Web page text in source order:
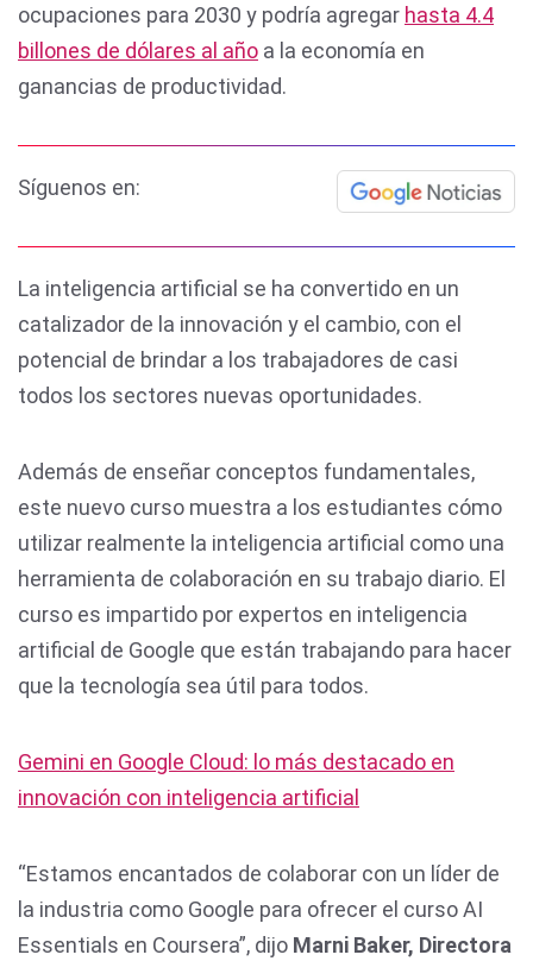
ocupaciones para 2030 y podría agregar hasta 4.4
billones de dólares al año a la economía en
ganancias de productividad.
Síguenos en:
La inteligencia artificial se ha convertido en un
catalizador de la innovación y el cambio, con el
potencial de brindar a los trabajadores de casi
todos los sectores nuevas oportunidades.
Además de enseñar conceptos fundamentales,
este nuevo curso muestra a los estudiantes cómo
utilizar realmente la inteligencia artificial como una
herramienta de colaboración en su trabajo diario. El
curso es impartido por expertos en inteligencia
artificial de Google que están trabajando para hacer
que la tecnología sea útil para todos.
Gemini en Google Cloud: lo más destacado en
innovación con inteligencia artificial
“Estamos encantados de colaborar con un líder de
la industria como Google para ofrecer el curso AI
Essentials en Coursera”, dijo Marni Baker, Directora